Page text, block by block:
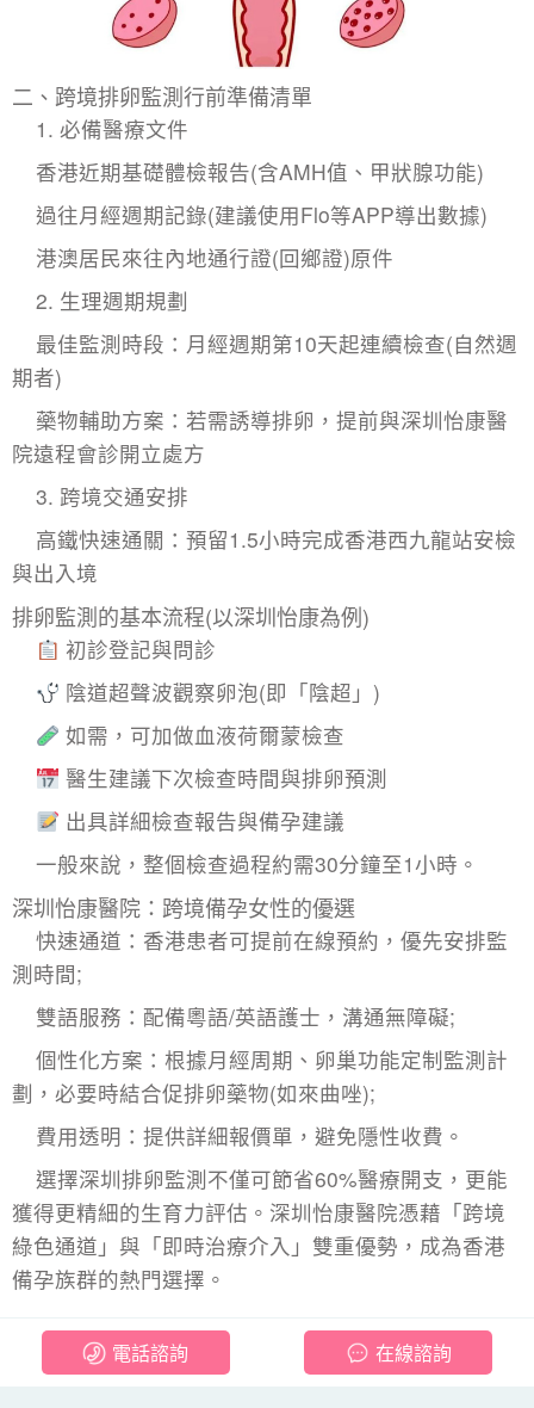
二、跨境排卵監測行前準備清單
1. 必備醫療文件
香港近期基礎體檢報告(含AMH值、甲狀腺功能)
過往月經週期記錄(建議使用Flo等APP導出數據)
港澳居民來往內地通行證(回鄉證)原件
2. 生理週期規劃
最佳監測時段：月經週期第10天起連續檢查(自然週
期者)
藥物輔助方案：若需誘導排卵，提前與深圳怡康醫
院遠程會診開立處方
3. 跨境交通安排
高鐵快速通關：預留1.5小時完成香港西九龍站安檢
與出入境
排卵監測的基本流程(以深圳怡康為例)
初診登記與問診
陰道超聲波觀察卵泡(即「陰超」)
如需，可加做血液荷爾蒙檢查
醫生建議下次檢查時間與排卵預測
出具詳細檢查報告與備孕建議
一般來說，整個檢查過程約需30分鐘至1小時。
深圳怡康醫院：跨境備孕女性的優選
快速通道：香港患者可提前在線預約，優先安排監
測時間;
雙語服務：配備粵語/英語護士，溝通無障礙;
個性化方案：根據月經周期、卵巢功能定制監測計
劃，必要時結合促排卵藥物(如來曲唑);
費用透明：提供詳細報價單，避免隱性收費。
選擇深圳排卵監測不僅可節省60%醫療開支，更能
獲得更精細的生育力評估。深圳怡康醫院憑藉「跨境
綠色通道」與「即時治療介入」雙重優勢，成為香港
備孕族群的熱門選擇。
電話諮詢 在線諮詢